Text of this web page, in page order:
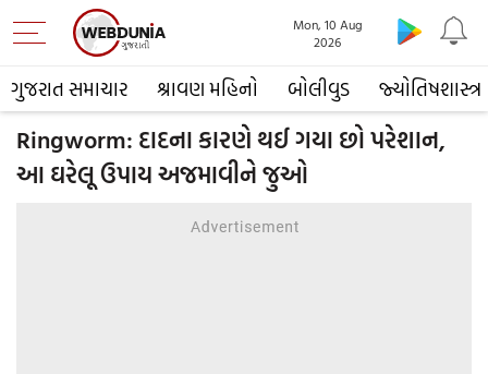
ગુજરાત સમાચાર શ્રાવણ મહિનો બોલીવુડ જ્યોતિષશાસ્ત્ર
Mon, 10 Aug
2026
Ringworm: દાદના કારણે થઈ ગયા છો પરેશાન,
આ ઘરેલૂ ઉપાય અજમાવીને જુઓ